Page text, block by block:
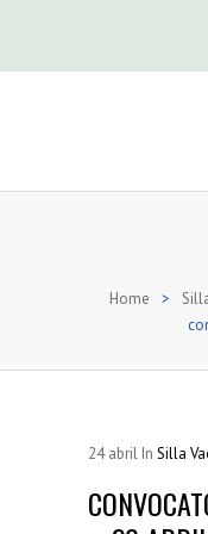
Home >
24 abril In Silla